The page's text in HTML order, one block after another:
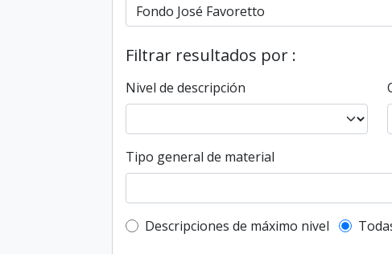
Filtrar resultados por :
Nivel de descripción
Tipo general de material
Top-level description filter
Descripciones de máximo nivel